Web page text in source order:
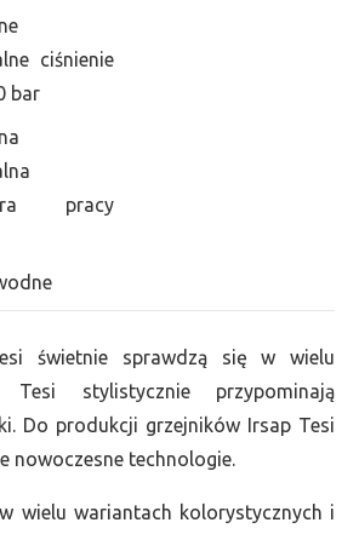
ciśnienie
bar
pracy
świetnie sprawdzą się w wielu
Tesi stylistycznie przypominają
Do produkcji grzejników Irsap Tesi
nowoczesne technologie.
wielu wariantach kolorystycznych i